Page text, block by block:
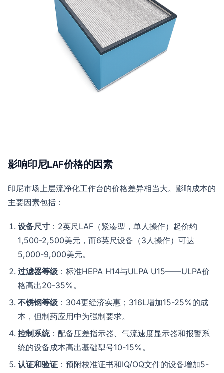
影响印尼LAF价格的因素
印尼市场上层流净化工作台的价格差异相当大。影响成本的
主要因素包括：
设备尺寸 ：2英尺LAF（紧凑型，单人操作）起价约
1,500-2,500美元，而6英尺设备（3人操作）可达
5,000-9,000美元。
过滤器等级 ：标准HEPA H14与ULPA U15——ULPA价
格高出20-35%。
不锈钢等级 ：304更经济实惠；316L增加15-25%的成
本，但制药应用中为强制要求。
控制系统：配备压差指示器、气流速度显示器和报警系
统的设备成本高出基础型号10-15%。
认证和验证 ：预附校准证书和IQ/OQ文件的设备增加5-